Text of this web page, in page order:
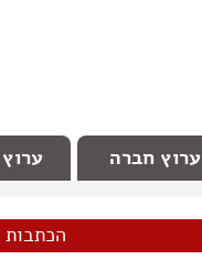
ערוץ חברה